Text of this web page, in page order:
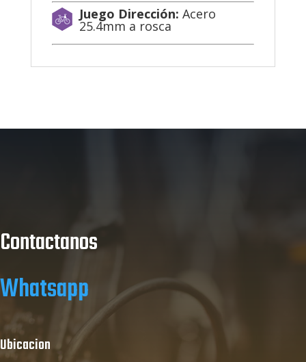
Juego Dirección: Acero
25.4mm a rosca
Contactanos
Whatsapp
Ubicacion